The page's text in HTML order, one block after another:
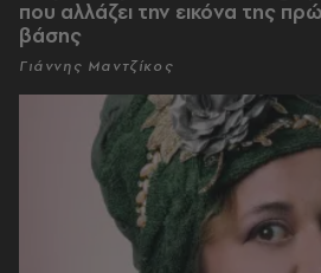
που αλλάζει την εικόνα της
βάσης
Γιάννης Μαντζίκος